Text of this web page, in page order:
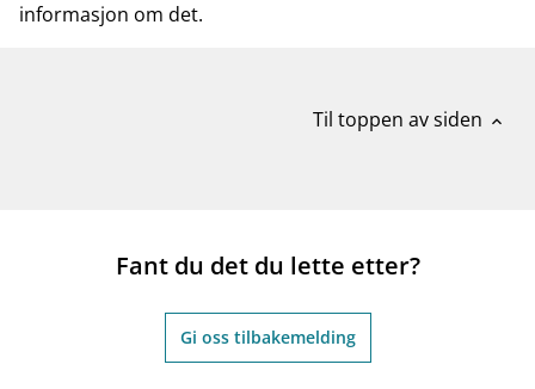
informasjon om det.
Til toppen av siden expand_less
Fant du det du lette etter?
Gi oss tilbakemelding